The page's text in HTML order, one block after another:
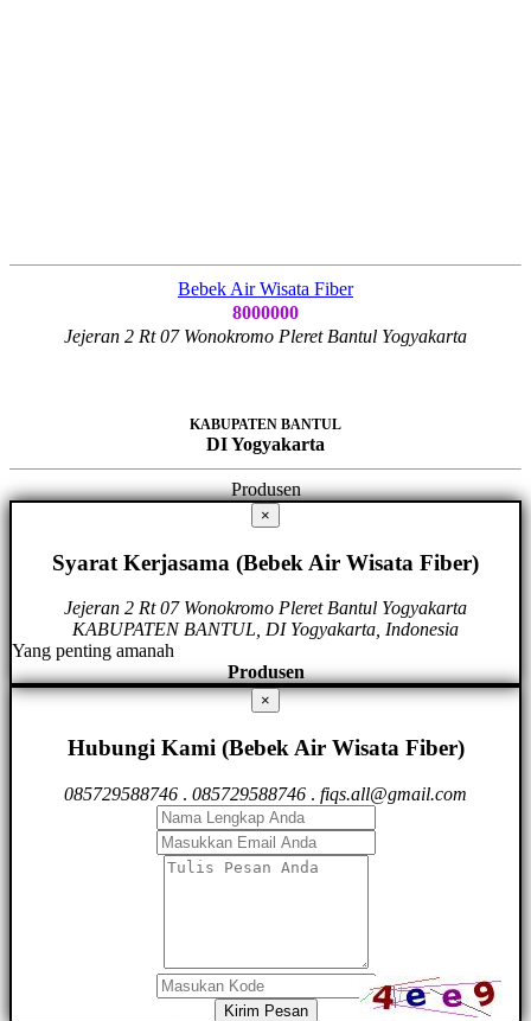
Bebek Air Wisata Fiber
8000000
Jejeran 2 Rt 07 Wonokromo Pleret Bantul Yogyakarta
KABUPATEN BANTUL
DI Yogyakarta
Produsen
×
Syarat Kerjasama (Bebek Air Wisata Fiber)
Jejeran 2 Rt 07 Wonokromo Pleret Bantul Yogyakarta
KABUPATEN BANTUL, DI Yogyakarta, Indonesia
Yang penting amanah
Produsen
×
Hubungi Kami (Bebek Air Wisata Fiber)
085729588746 . 085729588746 . fiqs.all@gmail.com
Kirim Pesan